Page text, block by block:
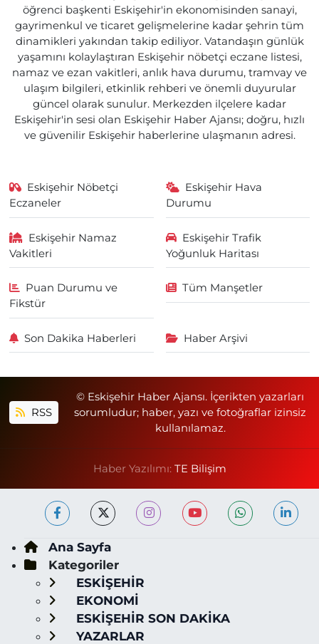
öğrenci başkenti Eskişehir'in ekonomisinden sanayi,
gayrimenkul ve ticaret gelişmelerine kadar şehrin tüm
dinamikleri yakından takip ediliyor. Vatandaşın günlük
yaşamını kolaylaştıran Eskişehir nöbetçi eczane listesi,
namaz ve ezan vakitleri, anlık hava durumu, tramvay ve
ulaşım bilgileri, etkinlik rehberi ve önemli duyurular
güncel olarak sunulur. Merkezden ilçelere kadar
Eskişehir'in sesi olan Eskişehir Haber Ajansı; doğru, hızlı
ve güvenilir Eskişehir haberlerine ulaşmanın adresi.
Eskişehir Nöbetçi
Eczaneler
Eskişehir Hava
Durumu
Eskişehir Namaz
Vakitleri
Eskişehir Trafik
Yoğunluk Haritası
Puan Durumu ve
Fikstür
Tüm Manşetler
Son Dakika Haberleri Haber Arşivi
RSS
© Eskişehir Haber Ajansı. İçerikten yazarları
sorumludur; haber, yazı ve fotoğraflar izinsiz
kullanılamaz.
Haber Yazılımı: TE Bilişim
Ana Sayfa
Kategoriler
ESKİŞEHİR
EKONOMİ
ESKİŞEHİR SON DAKİKA
YAZARLAR